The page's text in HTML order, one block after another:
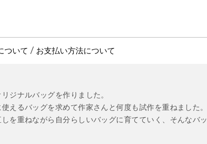
ついて / お支払い方法について
ジナルバッグを作りました。
えるバッグを求めて作家さんと何度も試作を重ねました。
を重ねながら自分らしいバッグに育てていく、そんなバッ